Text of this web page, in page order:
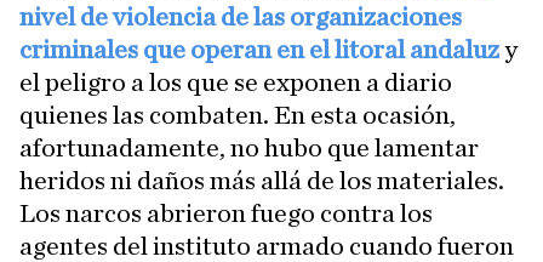
nivel de violencia de las organizaciones
criminales que operan en el litoral andaluzy
el peligro a los que se exponen a diario
quienes las combaten. En esta ocasión,
afortunadamente, no hubo que lamentar
heridos ni daños más allá de los materiales.
Los narcos abrieron fuego contra los
agentes del instituto armado cuando fueron